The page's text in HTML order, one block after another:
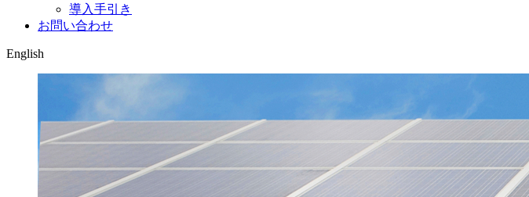
導入手引き
お問い合わせ
English